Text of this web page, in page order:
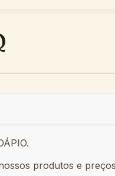
produtos e